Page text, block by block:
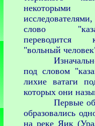
некоторыми
исследователями,
слово
переводится
"вольный
под словом
лихие ватаги
которых они
Первые
образовались
на реке Яик